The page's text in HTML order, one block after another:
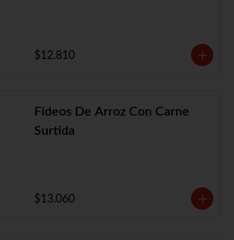
$12.810
Fideos De Arroz Con Carne
Surtida
$13.060